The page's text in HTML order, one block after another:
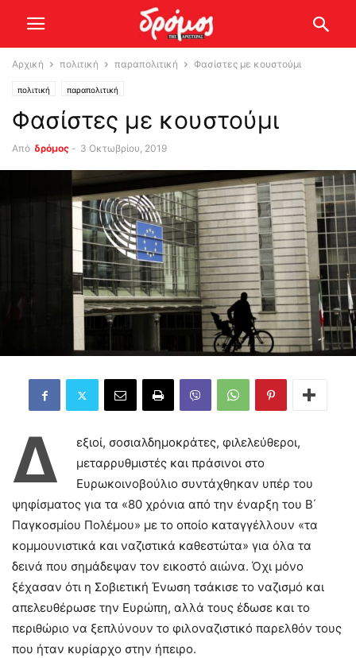
Αρχική πολιτική παραπολιτική Φασίστες με κουστούμι
πολιτική παραπολιτική
Φασίστες με κουστούμι
Από δρόμος - 3 Οκτωβρίου, 2019
Δ
εξιοί, σοσιαλδημοκράτες, φιλελεύθεροι,
μεταρρυθμιστές και πράσινοι στο
Ευρωκοινοβούλιο συντάχθηκαν υπέρ του
ψηφίσματος για τα «80 χρόνια από την έναρξη του Β΄
Παγκοσμίου Πολέμου» με το οποίο καταγγέλλουν «τα
κομμουνιστικά και ναζιστικά καθεστώτα» για όλα τα
δεινά που σημάδεψαν τον εικοστό αιώνα. Όχι μόνο
ξέχασαν ότι η Σοβιετική Ένωση τσάκισε το ναζισμό και
απελευθέρωσε την Ευρώπη, αλλά τους έδωσε και το
περιθώριο να ξεπλύνουν το φιλοναζιστικό παρελθόν τους
που ήταν κυρίαρχο στην ήπειρο.